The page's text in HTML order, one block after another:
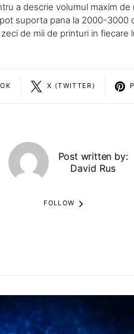
a descrie volumul maxim
suporta pana la 2000-3000
de mii de printuri in fiecare
X (TWITTER)
Post written by:
David Rus
FOLLOW